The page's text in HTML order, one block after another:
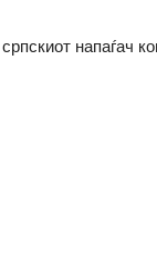
напаѓач